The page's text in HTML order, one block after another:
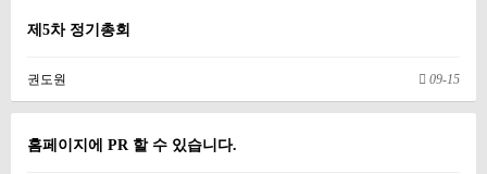
제5차 정기총회
권도원 09-15
홈페이지에 PR 할 수 있습니다.